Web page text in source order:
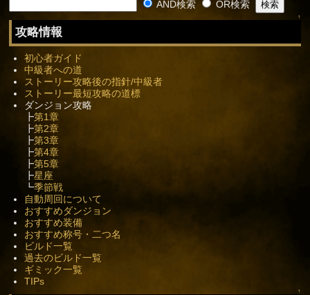
AND検索 OR検索
↑
攻略情報
初心者ガイド
中級者への道
ストーリー攻略後の指針/中級者
ストーリー最短攻略の道標
ダンジョン攻略
┣第1章
┣第2章
┣第3章
┣第4章
┣第5章
┣星座
┗季節戦
自動周回について
おすすめダンジョン
おすすめ装備
おすすめ称号・二つ名
ビルド一覧
過去のビルド一覧
ギミック一覧
TIPs
↑